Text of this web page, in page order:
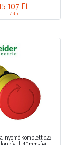
107 Ft
/ db
nyomó komplett d22